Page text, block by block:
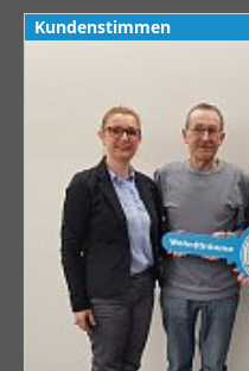
Kundenstimmen